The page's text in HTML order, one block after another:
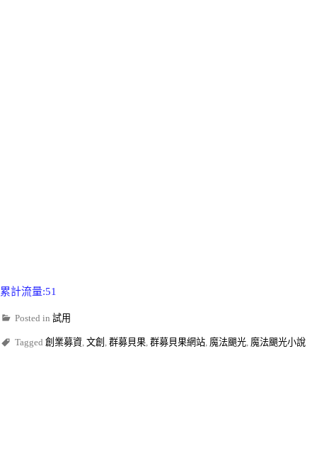
累計流量:51
Posted in 試用
Tagged 創業募資 文創 群募貝果 群募貝果網站 魔法颶光 魔法颶光小說